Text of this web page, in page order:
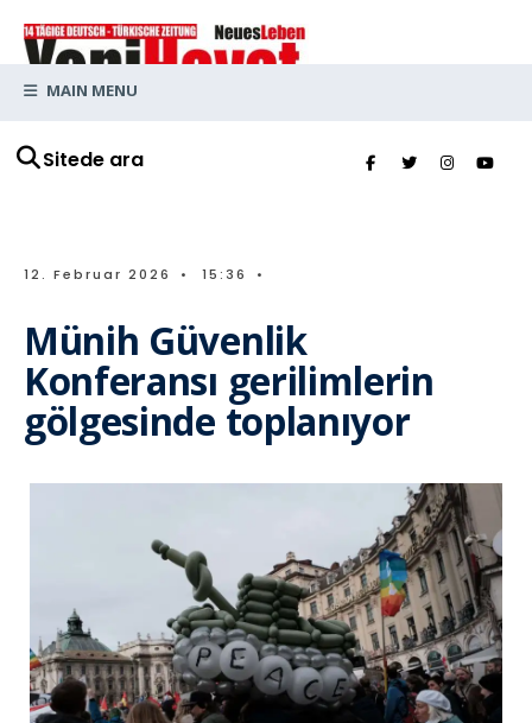
Sitede ara
MAIN MENU
12. Februar 2026 • 15:36 •
Münih Güvenlik
Konferansı gerilimlerin
gölgesinde toplanıyor